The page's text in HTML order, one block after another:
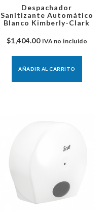
Despachador
Sanitizante Automático
Blanco Kimberly-Clark
$1,404.00 IVA no incluido
AÑADIR AL CARRITO